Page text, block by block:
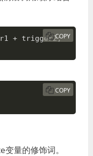
+ trigger2; COPY
COPY
量的修饰词。